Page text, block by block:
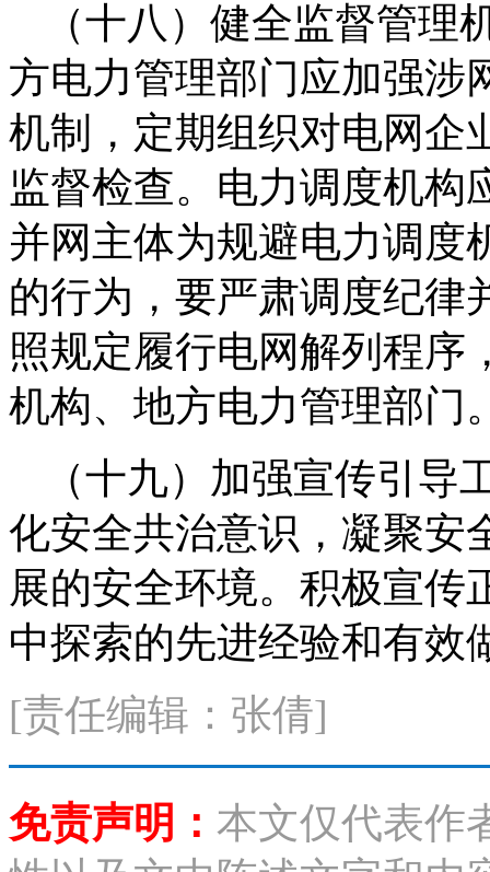
（十八）健全监督管
方电力管理部门应加强涉
机制，定期组织对电网企
监督检查。电力调度机构
并网主体为规避电力调度
的行为，要严肃调度纪律
照规定履行电网解列程序
机构、地方电力管理部门
（十九）加强宣传引
化安全共治意识，凝聚安
展的安全环境。积极宣传
中探索的先进经验和有效
[责任编辑：张倩]
免责声明： 本文仅代表作